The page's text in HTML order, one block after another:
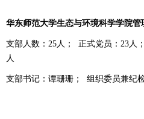
华东师范大学生态与环境科学学院
支部人数： 25人； 正式党员： 23人；
人
支部书记：谭珊珊； 组织委员兼纪